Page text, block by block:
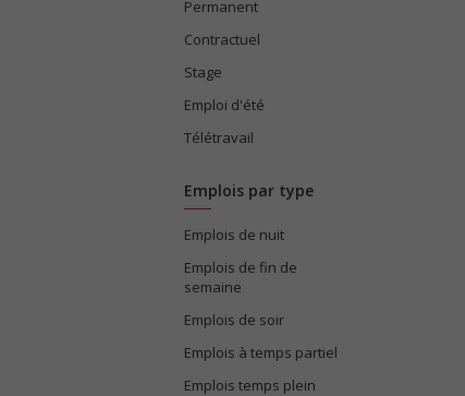
Permanent
Contractuel
Stage
Emploi d'été
Télétravail
Emplois par type
Emplois de nuit
Emplois de fin de
semaine
Emplois de soir
Emplois à temps partiel
Emplois temps plein